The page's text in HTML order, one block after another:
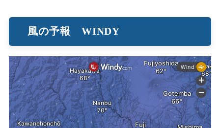
風の予報 WINDY